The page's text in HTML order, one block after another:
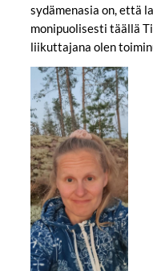
sydämenasia on, että
monipuolisesti täällä
liikuttajana olen